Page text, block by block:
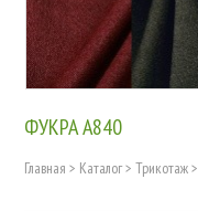
ФУКРА А840
Главная > Каталог> Трикотаж>